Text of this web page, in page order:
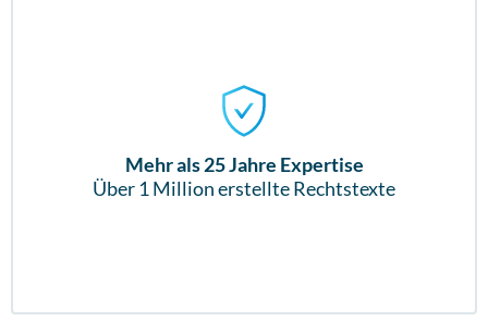
Mehr als 25 Jahre Expertise
Über 1 Million erstellte Rechtstexte